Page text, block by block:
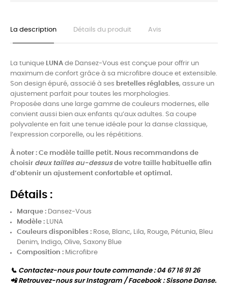
La description Détails du produit Avis
La tunique LUNA de Dansez-Vous est conçue pour offrir un
maximum de confort grâce à sa microfibre douce et extensible.
Son design épuré, associé à ses bretelles réglables, assure un
ajustement parfait pour toutes les morphologies.
Proposée dans une large gamme de couleurs modernes, elle
convient aussi bien aux enfants qu’aux adultes. Sa coupe
polyvalente en fait une tenue idéale pour la danse classique,
l’expression corporelle, ou les répétitions.
À noter : Ce modèle taille petit. Nous recommandons de
choisir deux tailles au-dessusde votre taille habituelle afin
d’obtenir un ajustement confortable et optimal.
Détails :
Marque : Dansez-Vous
Modèle : LUNA
Couleurs disponibles : Rose, Blanc, Lila, Rouge, Pétunia, Bleu
Denim, Indigo, Olive, Saxony Blue
Composition : Microfibre
📞 Contactez-nous pour toute commande : 04 67 16 91 26
📲 Retrouvez-nous sur Instagram / Facebook : Sissone Danse.